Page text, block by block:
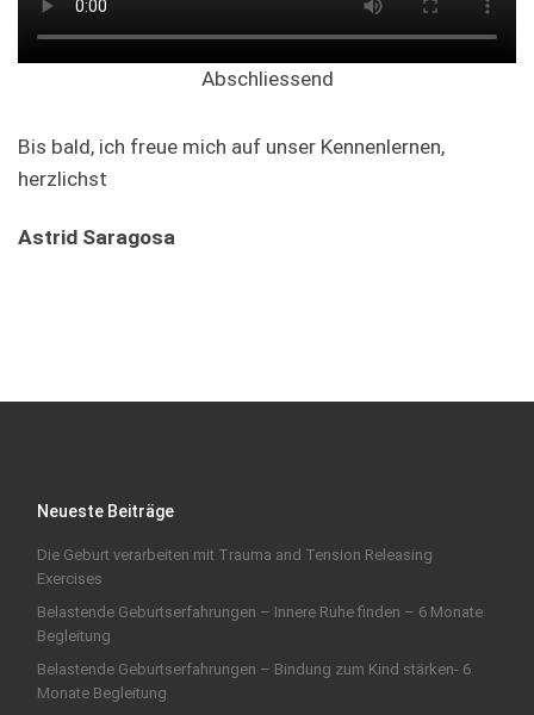
Abschliessend
Bis bald, ich freue mich auf unser Kennenlernen,
herzlichst
Astrid Saragosa
Neueste Beiträge
Die Geburt verarbeiten mit Trauma and Tension Releasing
Exercises
Belastende Geburtserfahrungen – Innere Ruhe finden – 6 Monate
Begleitung
Belastende Geburtserfahrungen – Bindung zum Kind stärken- 6
Monate Begleitung